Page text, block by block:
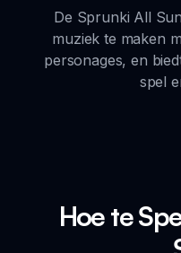
De Sprunki All
muziek te maken
personages, en
spel
Hoe te